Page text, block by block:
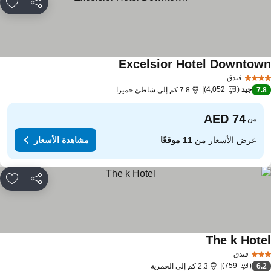
مشاركة
فندق
Excelsior Hotelمشاهدة الأسعار
7.8 جيد 4,052 7.8 كم إلى شاطئ جميرا
من
عرض الأسعار من11 موقعًا مشاهدة الأسعار
مشاركة
فندق
The kمشاهدة الأسعار
6.2
759 2.3 كم إلى الحمرية